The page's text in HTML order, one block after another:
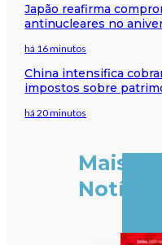
Japão reafirma
antinucleares no
há 16 minutos
China intensifica
impostos sobre
há 20 minutos
Mais
Notícias